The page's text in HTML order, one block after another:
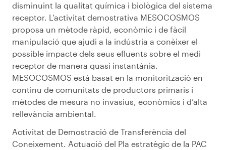
disminuint la qualitat química i biològica del sistema
receptor. L’activitat demostrativa MESOCOSMOS
proposa un mètode ràpid, econòmic i de fàcil
manipulació que ajudi a la indústria a conèixer el
possible impacte dels seus efluents sobre el medi
receptor de manera quasi instantània.
MESOCOSMOS està basat en la monitorització en
continu de comunitats de productors primaris i
mètodes de mesura no invasius, econòmics i d’alta
rellevància ambiental.
Activitat de Demostració de Transferència del
Coneixement. Actuació del Pla estratègic de la PAC